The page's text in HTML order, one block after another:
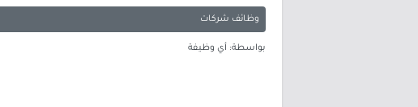
وظائف شركات
بواسطة: أي وظيفة